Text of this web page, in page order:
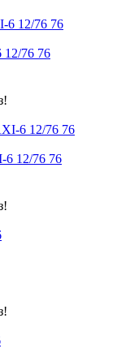
76 76
12/76 76